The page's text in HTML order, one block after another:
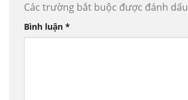
Các trường bắt buộc được đánh dấu
Bình luận *